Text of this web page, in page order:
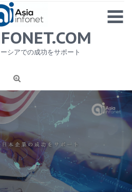
1
著作権について
シアでの成功をサポート